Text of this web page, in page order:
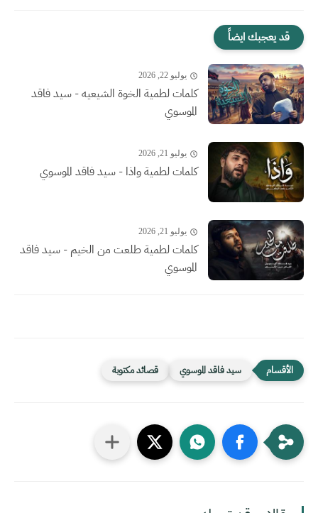
قد يعجبك ايضاً
يوليو 22, 2026
كلمات لطمية الخوة الشيعيه - سيد فاقد
الموسوي
يوليو 21, 2026
كلمات لطمية واذا - سيد فاقد الموسوي
يوليو 21, 2026
كلمات لطمية طلعت من الخيم - سيد فاقد
الموسوي
سيد فاقد الموسوي قصائد مكتوبة